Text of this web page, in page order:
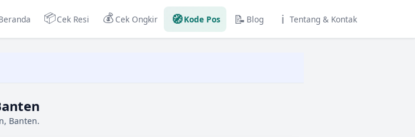
📦Cek Resi 💰 Cek Ongkir 🧭Kode Pos 📝 Blog ℹ️ Tentang & Kontak
Banten.